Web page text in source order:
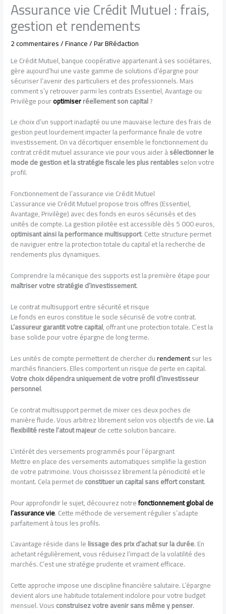
Assurance vie Crédit Mutuel : frais,
gestion et rendements
2 commentaires/Finance/ ParBRédaction
Le Crédit Mutuel, banque coopérative appartenant à ses sociétaires,
gère aujourd’hui une vaste gamme de solutions d’épargne pour
sécuriser l’avenir des particuliers et des professionnels. Mais
comment s’y retrouver parmi les contrats Essentiel, Avantage ou
Privilège pouroptimiserréellement son capital?
Le choix d’un support inadapté ou une mauvaise lecture des frais de
gestion peut lourdement impacter la performance finale de votre
investissement. On va décortiquer ensemble le fonctionnement du
contrat crédit mutuel assurance vie pour vous aider àsélectionner le
mode de gestion et la stratégie fiscale les plus rentablesselon votre
profil.
Fonctionnement de l’assurance vie Crédit Mutuel
L’assurance vie Crédit Mutuel propose trois offres (Essentiel,
Avantage, Privilège) avec des fonds en euros sécurisés et des
unités de compte. La gestion pilotée est accessible dès 5 000 euros,
optimisant ainsi la performance multisupport. Cette structure permet
de naviguer entre la protection totale du capital et la recherche de
rendements plus dynamiques.
Comprendre la mécanique des supports est la première étape pour
maîtriser votre stratégie d’investissement.
Le contrat multisupport entre sécurité et risque
Le fonds en euros constitue le socle sécurisé de votre contrat.
L’assureur garantit votre capital, offrant une protection totale. C’est la
base solide pour votre épargne de long terme.
Les unités de compte permettent de chercher durendementsur les
marchés financiers. Elles comportent un risque de perte en capital.
Votre choix dépendra uniquement de votre profil d’investisseur
personnel.
Ce contrat multisupport permet de mixer ces deux poches de
manière fluide. Vous arbitrez librement selon vos objectifs de vie.La
flexibilité reste l’atout majeurde cette solution bancaire.
L’intérêt des versements programmés pour l’épargnant
Mettre en place des versements automatiques simplifie la gestion
de votre patrimoine. Vous choisissez librement la périodicité et le
montant. Cela permet deconstituer un capital sans effort constant.
Pour approfondir le sujet, découvrez notrefonctionnement global de
l’assurance vie. Cette méthode de versement régulier s’adapte
parfaitement à tous les profils.
L’avantage réside dans lelissage des prix d’achat sur la durée. En
achetant régulièrement, vous réduisez l’impact de la volatilité des
marchés. C’est une stratégie prudente et vraiment efficace.
Cette approche impose une discipline financière salutaire. L’épargne
devient alors une habitude totalement indolore pour votre budget
mensuel. Vousconstruisez votre avenir sans même y penser.